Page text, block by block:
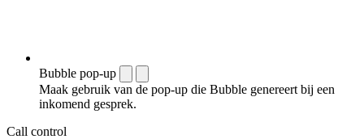
Bubble pop-up
Maak gebruik van de pop-up die Bubble genereert bij een
inkomend gesprek.
Call control